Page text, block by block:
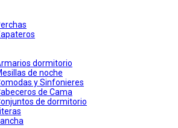
dormitorio
de noche
y Sinfonieres
de Cama
de dormitorio